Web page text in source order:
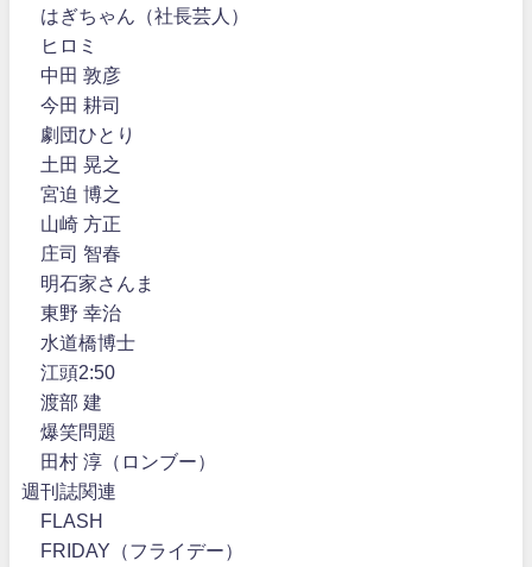
はぎちゃん（社長芸人）
ヒロミ
中田 敦彦
今田 耕司
劇団ひとり
土田 晃之
宮迫 博之
山崎 方正
庄司 智春
明石家さんま
東野 幸治
水道橋博士
江頭2:50
渡部 建
爆笑問題
田村 淳（ロンブー）
週刊誌関連
FLASH
FRIDAY（フライデー）